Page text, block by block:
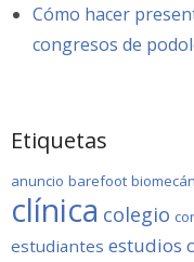
Cómo hacer
congresos de
Etiquetas
anuncio barefoot
clínica colegio
estudiantes estudios